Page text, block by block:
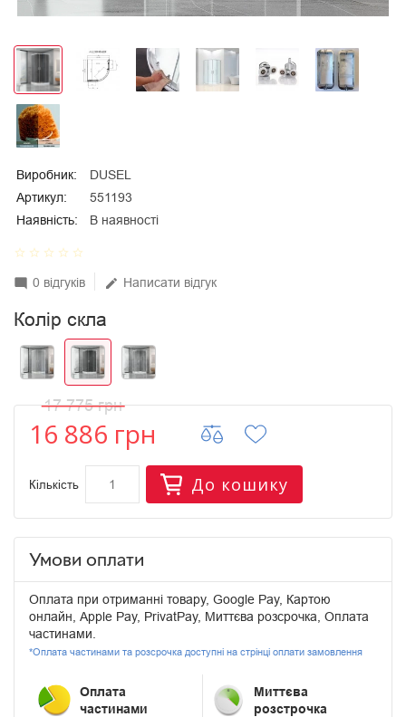
Виробник:
DUSEL
Артикул:
551193
Наявність:
В наявності
star_border star_border star_border star_border star_border
mode_comment 0 відгуків edit Написати відгук
Колір скла
17 775 грн
16 886 грн
Кількість До кошику
Умови оплати
Оплата при отриманні товару, Google Pay, Картою
онлайн, Apple Pay, PrivatPay, Миттєва розсрочка, Оплата
частинами.
*Оплата частинами та розсрочка доступні на стрінці оплати замовлення
Оплата
частинами
Миттєва
розстрочка